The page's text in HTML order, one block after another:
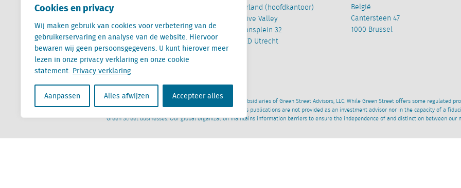
Cookies en privacy
Wij maken gebruik van cookies voor verbetering van de
gebruikerservaring en analyse van de website. Hiervoor
bewaren wij geen persoonsgegevens. U kunt hierover meer
lezen in onze privacy verklaring en onze cookie
statement. Privacy verklaring
Aanpassen Alles afwijzen Accepteer alles
+31 (0) 85 760 3283
info@locatus.com
Nederland (hoofdkantoor)
Creative Valley
Stationsplein 32
3511 ED Utrecht
België
Cantersteen 47
1000 Brussel
Locatus B.V. and Locatus Belgie B.V. are wholly-owned subsidiaries of Green Street Advisors, LLC. While Green Street offers some regulated
Analytics products along with Green Street’s global News publications are not provided as an investment advisor nor in the capacity of a
Green Street businesses. Our global organization maintains information barriers to ensure the independence of and distinction between our